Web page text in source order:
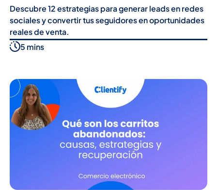
Descubre 12 estrategias para generar leads en redes
sociales y convertir tus seguidores en oportunidades
reales de venta.
5 mins